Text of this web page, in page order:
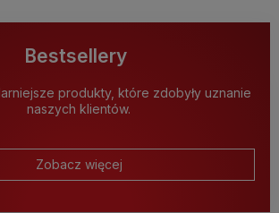
Bestsellery
produkty, które zdobyły uznanie
naszych klientów.
Zobacz więcej